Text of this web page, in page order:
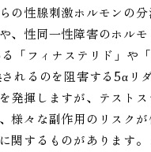
の性腺刺激ホルモンの
、性同一性障害のホル
る「フィナステリド」や
れるのを阻害する5αリ
発揮しますが、テスト
様々な副作用のリスク
関するものがあります